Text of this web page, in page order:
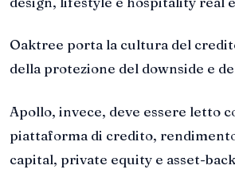
Oaktree porta la cultura del
della protezione del downside e
Apollo, invece, deve essere letto
piattaforma di credito,
capital, private equity e asset-